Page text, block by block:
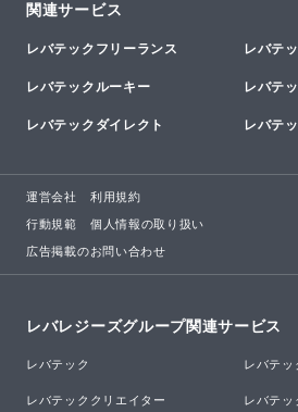
関連サービス
レバテックフリーランス レバテ
レバテックルーキー レバテ
レバテックダイレクト レバテ
運営会社 利用規約
行動規範 個人情報の取り扱い
広告掲載のお問い合わせ
レバレジーズグループ関連サービス
レバテック レバテッ
レバテッククリエイター レバテッ